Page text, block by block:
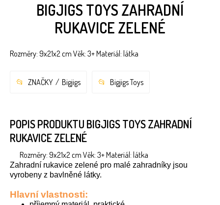
BIGJIGS TOYS ZAHRADNÍ
RUKAVICE ZELENÉ
Rozměry: 9x21x2 cm Věk: 3+ Materiál: látka
ZNAČKY Bigjigs Bigjigs Toys
POPIS PRODUKTU BIGJIGS TOYS ZAHRADNÍ
RUKAVICE ZELENÉ
Rozměry: 9x21x2 cm Věk: 3+ Materiál: látka
Zahradní rukavice zelené pro malé zahradníky jsou
vyrobeny z bavlněné látky.
Hlavní vlastnosti: